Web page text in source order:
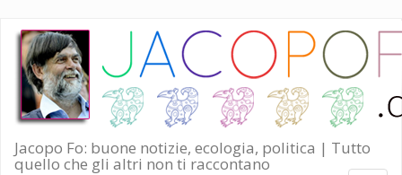
Salta
contenuto
principale
Jacopo Fo: buone notizie, ecologia, politica | Tutto
quello che gli altri non ti raccontano